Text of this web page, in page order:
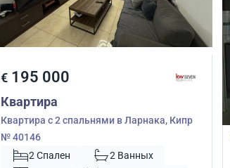
€ 195 000
Квартира
Квартира с 2 спальнями в Ларнака, Кипр
№ 40146
2 Спален
2 Ванных